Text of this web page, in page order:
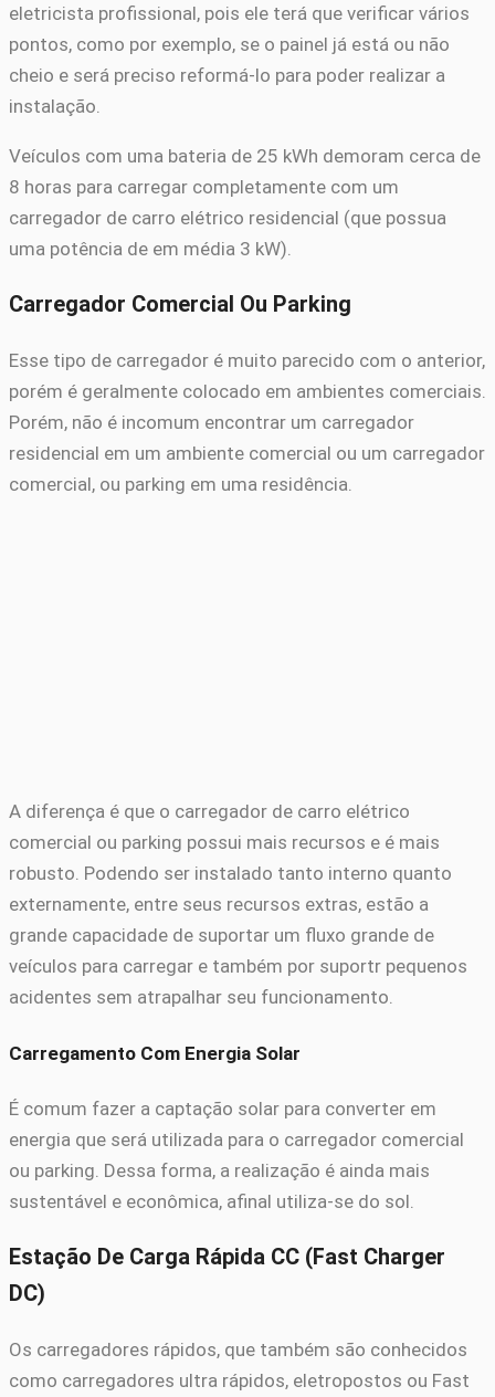
eletricista profissional, pois ele terá que verificar vários
pontos, como por exemplo, se o painel já está ou não
cheio e será preciso reformá-lo para poder realizar a
instalação.
Veículos com uma bateria de 25 kWh demoram cerca de
8 horas para carregar completamente com um
carregador de carro elétrico residencial (que possua
uma potência de em média 3 kW).
Carregador Comercial Ou Parking
Esse tipo de carregador é muito parecido com o anterior,
porém é geralmente colocado em ambientes comerciais.
Porém, não é incomum encontrar um carregador
residencial em um ambiente comercial ou um carregador
comercial, ou parking em uma residência.
A diferença é que o carregador de carro elétrico
comercial ou parking possui mais recursos e é mais
robusto. Podendo ser instalado tanto interno quanto
externamente, entre seus recursos extras, estão a
grande capacidade de suportar um fluxo grande de
veículos para carregar e também por suportr pequenos
acidentes sem atrapalhar seu funcionamento.
Carregamento Com Energia Solar
É comum fazer a captação solar para converter em
energia que será utilizada para o carregador comercial
ou parking. Dessa forma, a realização é ainda mais
sustentável e econômica, afinal utiliza-se do sol.
Estação De Carga Rápida CC (Fast Charger
DC)
Os carregadores rápidos, que também são conhecidos
como carregadores ultra rápidos, eletropostos ou Fast